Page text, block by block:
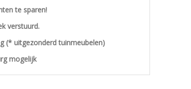
te sparen!
verstuurd.
(* uitgezonderd tuinmeubelen)
mogelijk